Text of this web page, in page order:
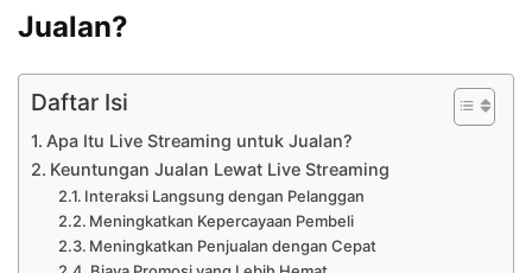
Jualan?
Daftar Isi
Apa Itu Live Streaming untuk Jualan?
Keuntungan Jualan Lewat Live Streaming
Interaksi Langsung dengan Pelanggan
Meningkatkan Kepercayaan Pembeli
Meningkatkan Penjualan dengan Cepat